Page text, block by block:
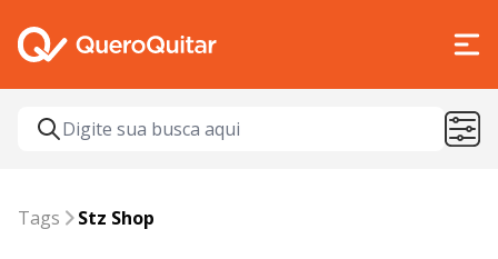
Tags STZ Shop
Tags Stz Shop